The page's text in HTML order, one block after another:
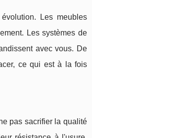
Les meubles
Les systèmes de
avec vous. De
ce qui est à la fois
pas sacrifier la qualité